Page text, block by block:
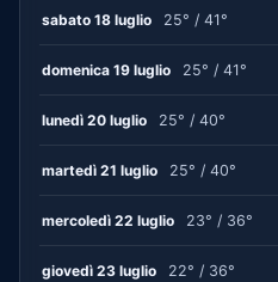
sabato 18 luglio 25° / 41°
domenica 19 luglio 25° / 41°
lunedì 20 luglio 25° / 40°
martedì 21 luglio 25° / 40°
mercoledì 22 luglio 23° / 36°
giovedì 23 luglio 22° / 36°